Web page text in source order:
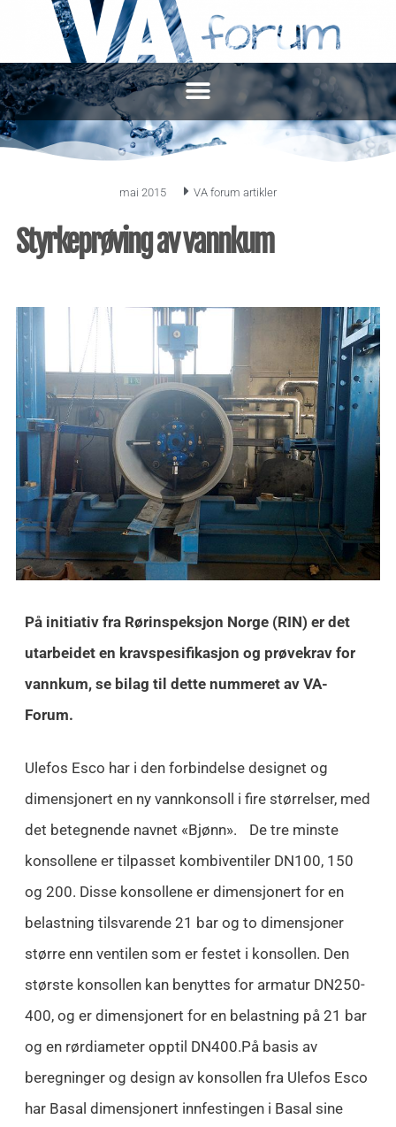
mai 2015 VA forum artikler
Styrkeprøving av vannkum
På initiativ fra Rørinspeksjon Norge (RIN) er det
utarbeidet en kravspesifikasjon og prøvekrav for
vannkum, se bilag til dette nummeret av VA-
Forum.
Ulefos Esco har i den forbindelse designet og
dimensjonert en ny vannkonsoll i fire størrelser, med
det betegnende navnet «Bjønn». De tre minste
konsollene er tilpasset kombiventiler DN100, 150
og 200. Disse konsollene er dimensjonert for en
belastning tilsvarende 21 bar og to dimensjoner
større enn ventilen som er festet i konsollen. Den
største konsollen kan benyttes for armatur DN250-
400, og er dimensjonert for en belastning på 21 bar
og en rørdiameter opptil DN400.På basis av
beregninger og design av konsollen fra Ulefos Esco
har Basal dimensjonert innfestingen i Basal sine